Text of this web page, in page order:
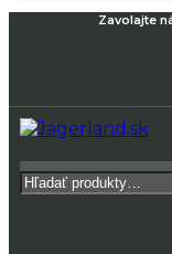
Zavolajte
Hľadať: